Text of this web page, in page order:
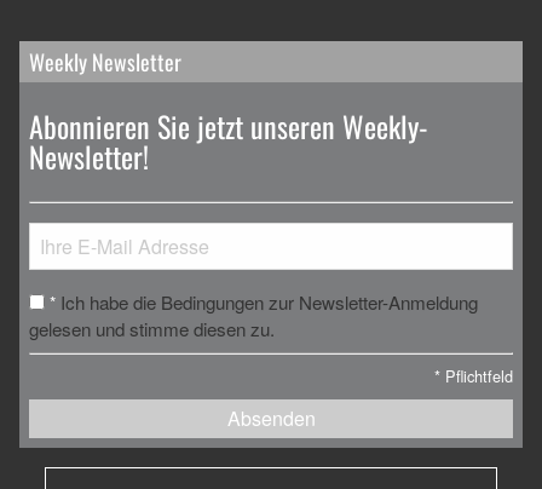
Weekly Newsletter
Abonnieren Sie jetzt unseren Weekly-
Newsletter!
* Ich habe die Bedingungen zur Newsletter-Anmeldung
gelesen und stimme diesen zu.
* Pflichtfeld
Absenden